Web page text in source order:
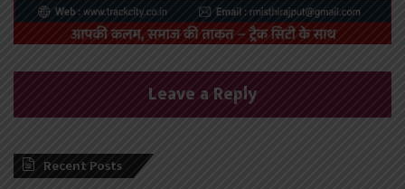
Leave a Reply
Recent Posts